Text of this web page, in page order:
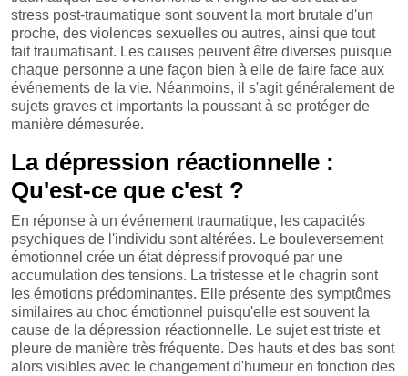
stress post-traumatique sont souvent la mort brutale d'un
proche, des violences sexuelles ou autres, ainsi que tout
fait traumatisant. Les causes peuvent être diverses puisque
chaque personne a une façon bien à elle de faire face aux
événements de la vie. Néanmoins, il s'agit généralement de
sujets graves et importants la poussant à se protéger de
manière démesurée.
La dépression réactionnelle :
Qu'est-ce que c'est ?
En réponse à un événement traumatique, les capacités
psychiques de l'individu sont altérées. Le bouleversement
émotionnel crée un état dépressif provoqué par une
accumulation des tensions. La tristesse et le chagrin sont
les émotions prédominantes. Elle présente des symptômes
similaires au choc émotionnel puisqu'elle est souvent la
cause de la dépression réactionnelle. Le sujet est triste et
pleure de manière très fréquente. Des hauts et des bas sont
alors visibles avec le changement d'humeur en fonction des